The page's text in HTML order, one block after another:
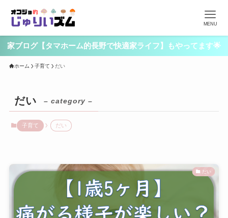
MENU
家ブログ【タマホーム的長野で快適家ライフ】もやってます🌟
ホーム 子育て だい
だい – category –
子育て だい
だい